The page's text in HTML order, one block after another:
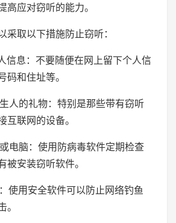
高应对窃听的能力。
采取以下措施防止窃听：
信息：不要随便在网上留下个人信
码和住址等。
人的礼物：特别是那些带有窃听
互联网的设备。
电脑：使用防病毒软件定期检查
被安装窃听软件。
使用安全软件可以防止网络钓鱼